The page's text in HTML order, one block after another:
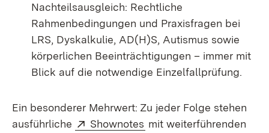
Nachteilsausgleich: Rechtliche
Rahmenbedingungen und Praxisfragen bei
LRS, Dyskalkulie, AD(H)S, Autismus sowie
körperlichen Beeinträchtigungen – immer mit
Blick auf die notwendige Einzelfallprüfung.
Ein besonderer Mehrwert: Zu jeder Folge stehen
ausführliche
Extern:
Shownotes (Öffnet in neuem
mit weiterführenden